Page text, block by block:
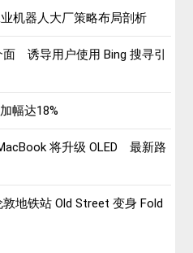
机器人大厂策略布局剖析
面 诱导用户使用 Bing 搜寻引
幅达18%
将升级 OLED 最新路
地铁站 Old Street 变身 Fold